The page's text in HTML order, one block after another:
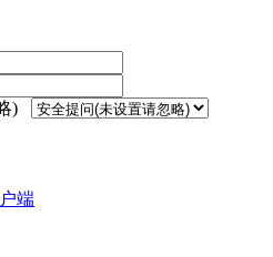
)
端